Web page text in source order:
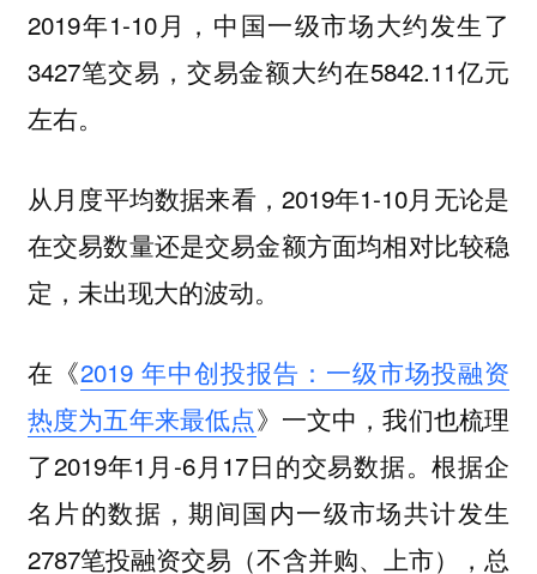
2019年1-10月，中国一级市场大约发生了
3427笔交易，交易金额大约在5842.11亿元
左右。
从月度平均数据来看，2019年1-10月无论是
在交易数量还是交易金额方面均相对比较稳
定，未出现大的波动。
在《2019 年中创投报告：一级市场投融资
热度为五年来最低点》一文中，我们也梳理
了2019年1月-6月17日的交易数据。根据企
名片的数据，期间国内一级市场共计发生
2787笔投融资交易（不含并购、上市），总